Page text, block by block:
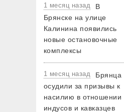
1 месяц назад
В
Брянске на улице
Калинина появились
новые остановочные
комплексы
1 месяц назад
Брянца
осудили за призывы к
насилию в отношении
индусов и кавказцев